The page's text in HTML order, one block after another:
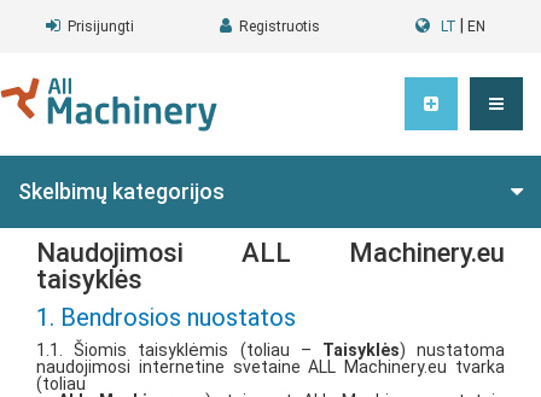
Prisijungti Registruotis LT EN
Skelbimų kategorijos
Naudojimosi ALL Machinery.eu
taisyklės
1. Bendrosios nuostatos
1.1. Šiomis taisyklėmis (toliau – Taisyklės) nustatoma
naudojimosi internetine svetaine ALL Machinery.eu tvarka
(toliau